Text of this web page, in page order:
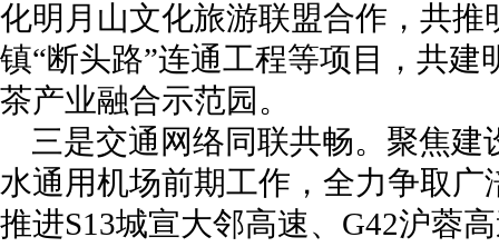
化明月山文化旅游联盟合作，共
镇“断头路”连通工程等项目，共
茶产业融合示范园。
三是交通网络同联共畅。聚焦
水通用机场前期工作，全力争取
推进S13城宣大邻高速、G42沪蓉